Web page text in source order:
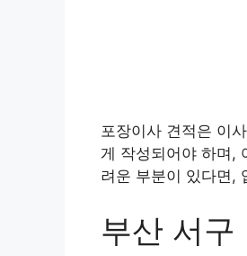
포장이사 견적은 이
게 작성되어야 하며,
려운 부분이 있다면,
부산 서구